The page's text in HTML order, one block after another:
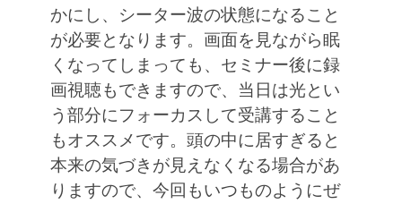
かにし、シーター波の状態になること
が必要となります。 画面を見ながら眠
くなってしまっても、セミナー後に録
画視聴もできますので、当日は光とい
う部分にフォーカスして受講すること
もオススメです。頭の中に居すぎると
本来の気づきが見えなくなる場合があ
りますので、今回もいつものようにぜ